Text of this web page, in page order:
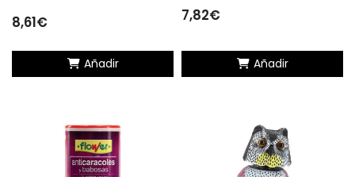
8,61€
Añadir
7,82€
Añadir